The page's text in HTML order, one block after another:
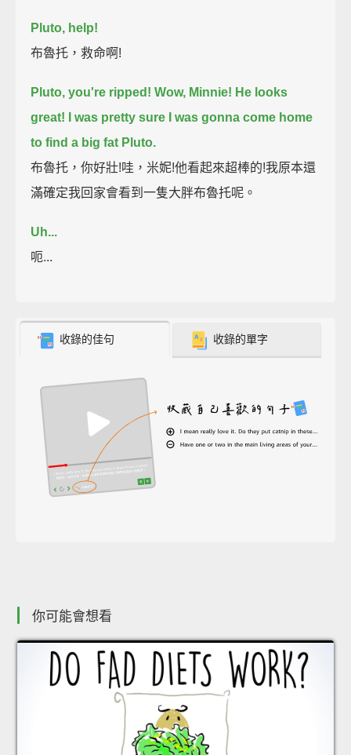
Pluto, help!
布魯托，救命啊!
Pluto, you're ripped! Wow, Minnie! He looks
great!
I was pretty sure I was gonna come home
to find a big fat Pluto.
布魯托，你好壯!哇，米妮!他看起來超棒的!我原本還
滿確定我回家會看到一隻大胖布魯托呢。
Uh...
呃...
收錄的佳句 收錄的單字
你可能會想看